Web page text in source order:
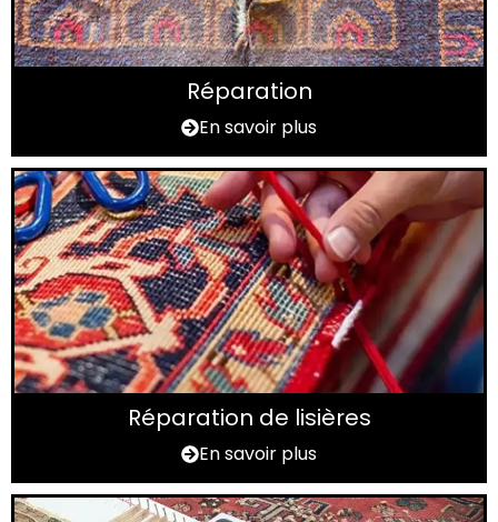
Réparation
En savoir plus
Réparation de lisières
En savoir plus